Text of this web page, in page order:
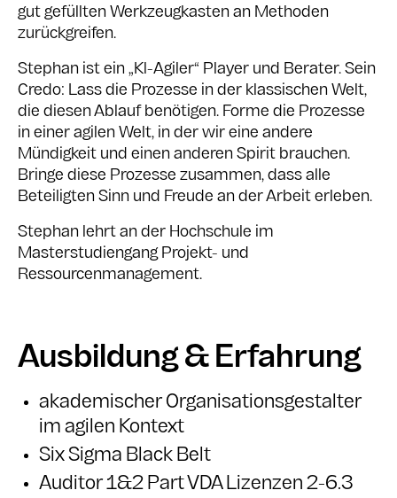
gut gefüllten Werkzeugkasten an Methoden
zurückgreifen.
Stephan ist ein „Kl-Agiler“ Player und Berater. Sein
Credo: Lass die Prozesse in der klassischen Welt,
die diesen Ablauf benötigen. Forme die Prozesse
in einer agilen Welt, in der wir eine andere
Mündigkeit und einen anderen Spirit brauchen.
Bringe diese Prozesse zusammen, dass alle
Beteiligten Sinn und Freude an der Arbeit erleben.
Stephan lehrt an der Hochschule im
Masterstudiengang Projekt- und
Ressourcenmanagement.
Ausbildung & Erfahrung
akademischer Organisationsgestalter
im agilen Kontext
Six Sigma Black Belt
Auditor 1&2 Part VDA Lizenzen 2-6.3